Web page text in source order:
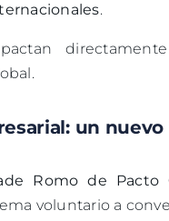
.
un
Romo de Pacto
voluntario a